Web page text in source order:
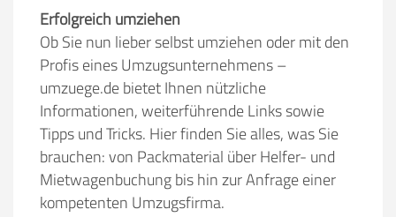
Erfolgreich umziehen
Ob Sie nun lieber selbst umziehen oder mit den
Profis eines Umzugsunternehmens –
umzuege.de bietet Ihnen nützliche
Informationen, weiterführende Links sowie
Tipps und Tricks. Hier finden Sie alles, was Sie
brauchen: von Packmaterial über Helfer- und
Mietwagenbuchung bis hin zur Anfrage einer
kompetenten Umzugsfirma.